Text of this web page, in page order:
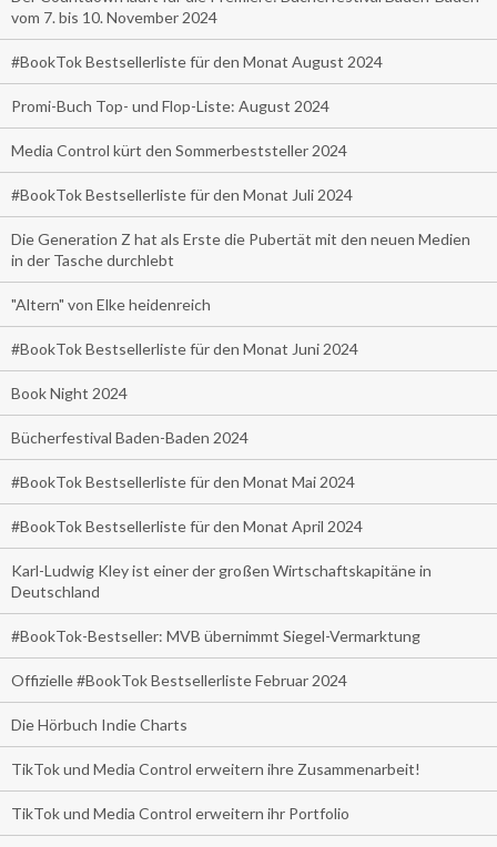
vom 7. bis 10. November 2024
#BookTok Bestsellerliste für den Monat August 2024
Promi-Buch Top- und Flop-Liste: August 2024
Media Control kürt den Sommerbeststeller 2024
#BookTok Bestsellerliste für den Monat Juli 2024
Die Generation Z hat als Erste die Pubertät mit den neuen Medien
in der Tasche durchlebt
"Altern" von Elke heidenreich
#BookTok Bestsellerliste für den Monat Juni 2024
Book Night 2024
Bücherfestival Baden-Baden 2024
#BookTok Bestsellerliste für den Monat Mai 2024
#BookTok Bestsellerliste für den Monat April 2024
Karl-Ludwig Kley ist einer der großen Wirtschaftskapitäne in
Deutschland
#BookTok-Bestseller: MVB übernimmt Siegel-Vermarktung
Offizielle #BookTok Bestsellerliste Februar 2024
Die Hörbuch Indie Charts
TikTok und Media Control erweitern ihre Zusammenarbeit!
TikTok und Media Control erweitern ihr Portfolio